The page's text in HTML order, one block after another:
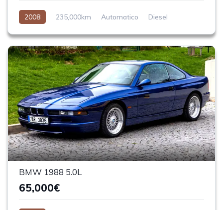
2008 235,000km Automatico
Diesel
2
BMW 1988 5.0L
65,000€